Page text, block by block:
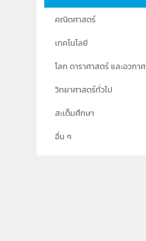
คณิตศาสตร์
เทคโนโลยี
โลก ดาราศาสตร์ และอวกาศ
วิทยาศาสตร์ทั่วไป
สะเต็มศึกษา
อื่น ๆ